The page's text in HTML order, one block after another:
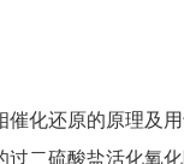
化还原的原理及
二硫酸盐活化氧